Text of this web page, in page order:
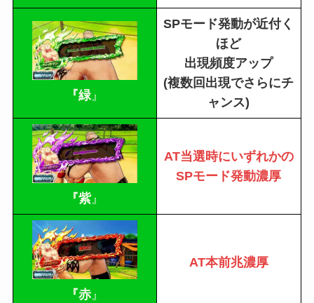
『緑』
SPモード発動が近付く
ほど
出現頻度アップ
(複数回出現でさらにチ
ャンス)
『紫』
AT当選時にいずれかの
SPモード発動濃厚
『赤』
AT本前兆濃厚